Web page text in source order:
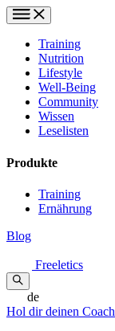
Training
Nutrition
Lifestyle
Well-Being
Community
Wissen
Leselisten
Produkte
Training
Ernährung
Blog
Freeletics
de
Hol dir deinen Coach